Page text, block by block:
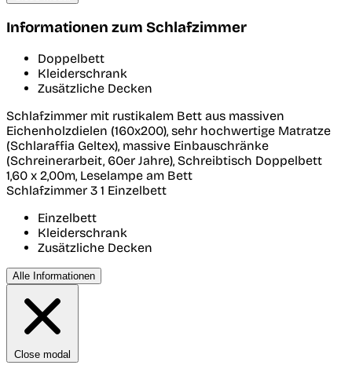
Informationen zum Schlafzimmer
Doppelbett
Kleiderschrank
Zusätzliche Decken
Schlafzimmer mit rustikalem Bett aus massiven
Eichenholzdielen (160x200), sehr hochwertige Matratze
(Schlaraffia Geltex), massive Einbauschränke
(Schreinerarbeit, 60er Jahre), Schreibtisch Doppelbett
1,60 x 2,00m, Leselampe am Bett
Schlafzimmer 3 1 Einzelbett
Einzelbett
Kleiderschrank
Zusätzliche Decken
Alle Informationen
Close modal